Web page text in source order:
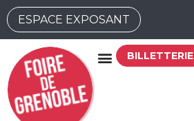
ESPACE EXPOSANT
BILLETTERIE